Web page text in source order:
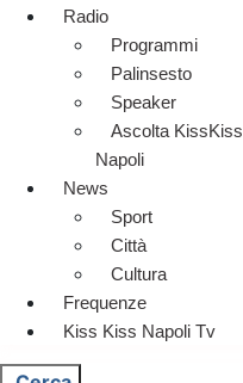
Radio
Programmi
Palinsesto
Speaker
Ascolta KissKiss
Napoli
News
Sport
Città
Cultura
Frequenze
Kiss Kiss Napoli Tv